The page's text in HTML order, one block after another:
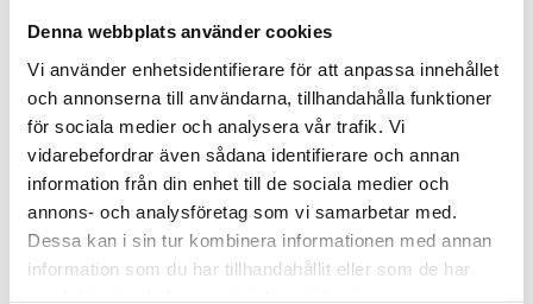
Denna webbplats använder cookies
Vi använder enhetsidentifierare för att anpassa innehållet
och annonserna till användarna, tillhandahålla funktioner
för sociala medier och analysera vår trafik. Vi
vidarebefordrar även sådana identifierare och annan
information från din enhet till de sociala medier och
annons- och analysföretag som vi samarbetar med.
Dessa kan i sin tur kombinera informationen med annan
information som du har tillhandahållit eller som de har
THULE PRORIDE
för takräcke
2 195 kr
2 395 kr
THULE PRORIDE BLACK
takcykelhållare
2 395 kr
2 595 kr
Lägg till i favoriter